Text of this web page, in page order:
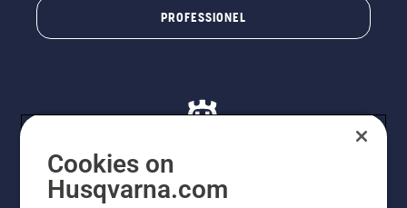
PROFESSIONEL
Cookies on
Husqvarna.com